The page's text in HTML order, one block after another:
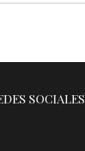
SOCIALES